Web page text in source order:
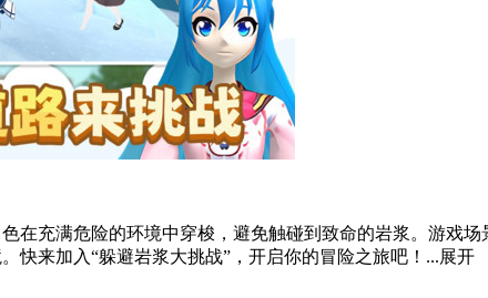
在充满危险的环境中穿梭，避免触碰到致命的岩浆。游戏
快来加入“躲避岩浆大挑战”，开启你的冒险之旅吧！...展开